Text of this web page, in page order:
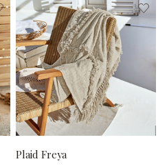
Plaid Freya